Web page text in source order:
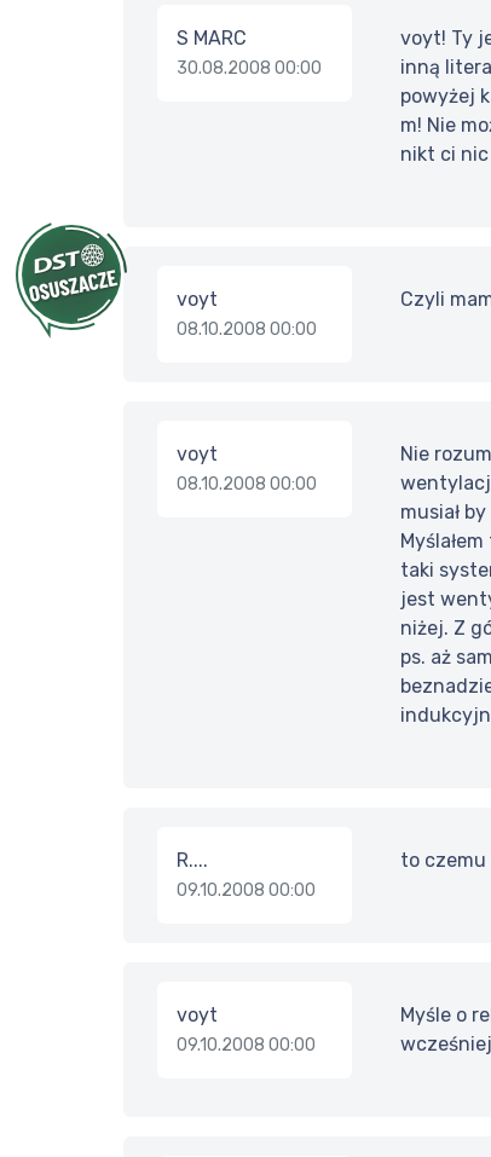
S MARC
30.08.2008 00:00
voyt! Ty
inną
powyżej
m! Nie
nikt ci nic
voyt
08.10.2008 00:00
Czyli
voyt
08.10.2008 00:00
Nie
musiał
taki
jest
niżej. Z
ps. aż
R....
09.10.2008 00:00
to czemu
voyt
09.10.2008 00:00
Myśle o